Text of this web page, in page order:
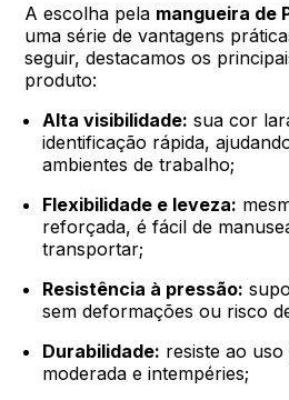
A escolha pela mangueira de
uma série de vantagens
seguir, destacamos os
produto:
Alta visibilidade: sua cor
identificação rápida,
ambientes de trabalho;
Flexibilidade e leveza:
reforçada, é fácil de
transportar;
Resistência à pressão:
sem deformações ou risco
Durabilidade: resiste ao
moderada e intempéries;